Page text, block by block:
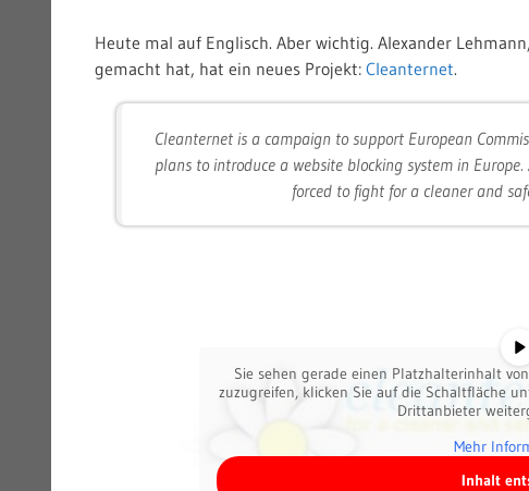
Heute mal auf Englisch. Aber wichtig. Alexander
gemacht hat, hat ein neues Projekt: Cleanternet.
Cleanternet is a campaign to support European
plans to introduce a website blocking system in
forced to fight for a cleaner and
Sie sehen gerade einen Platzhalterinhalt von
zuzugreifen, klicken Sie auf die Schaltfläche
Drittanbieter
Mehr
Inhalt